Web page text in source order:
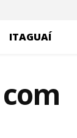
ITAGUAÍ